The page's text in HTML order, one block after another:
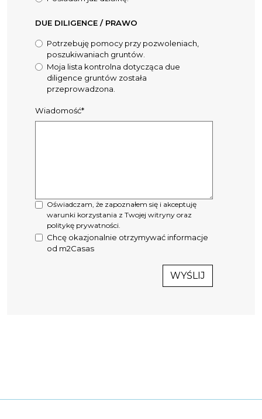
DUE DILIGENCE / PRAWO
Potrzebuję pomocy przy pozwoleniach,
poszukiwaniach gruntów.
Moja lista kontrolna dotycząca due
diligence gruntów została
przeprowadzona.
Wiadomość*
Oświadczam, że zapoznałem się i akceptuję
warunki korzystania z Twojej witryny oraz
politykę prywatności.
Chcę okazjonalnie otrzymywać informacje
od m2Casas
WYŚLIJ